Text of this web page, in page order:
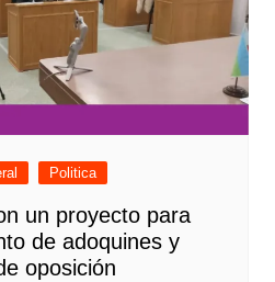
Politica
un proyecto para
de adoquines y
oposición